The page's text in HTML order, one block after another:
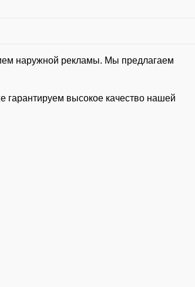
наружной рекламы. Мы предлагаем
гарантируем высокое качество нашей